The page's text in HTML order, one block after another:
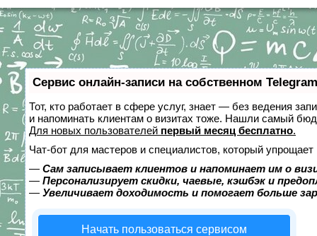
Сервис онлайн-записи на собственном
Тот, кто работает в сфере услуг, знает — без ведения
и напоминать клиентам о визитах тоже. Нашли самый
Для новых пользователей первый месяц бесплатно.
Чат-бот для мастеров и специалистов, который упрощает
— Сам записывает клиентов и напоминает им о
— Персонализирует скидки, чаевые, кэшбэк и
— Увеличивает доходимость и помогает больше
Начать пользоваться сервисом